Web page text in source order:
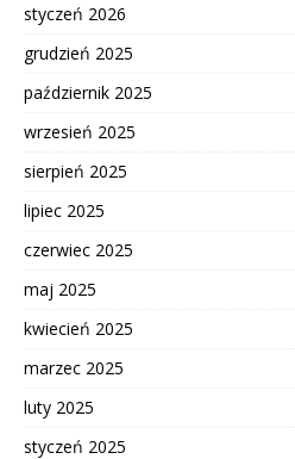
styczeń 2026
grudzień 2025
październik 2025
wrzesień 2025
sierpień 2025
lipiec 2025
czerwiec 2025
maj 2025
kwiecień 2025
marzec 2025
luty 2025
styczeń 2025